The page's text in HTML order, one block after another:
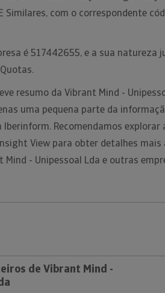
Similares, com o correspondente
é 517442655, e a sua natureza
resumo da Vibrant Mind -
uma pequena parte da
Iberinform. Recomendamos explorar
View para obter detalhes mais
Mind - Unipessoal Lda e outras
de Vibrant Mind -